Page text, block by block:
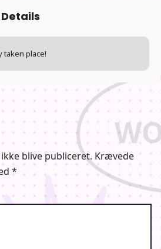
taken place!
blive publiceret. Krævede
*